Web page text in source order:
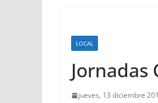
LOCAL
Jornadas
jueves, 13 diciembre